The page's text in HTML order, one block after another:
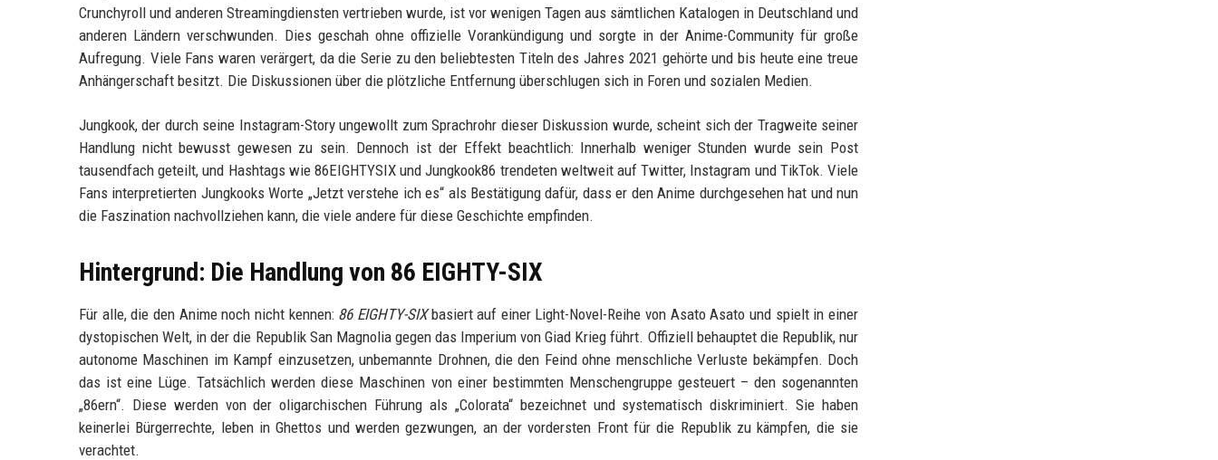
Crunchyroll und anderen Streamingdiensten vertrieben wurde, ist vor wenigen Tagen aus sämtlichen Katalogen in Deutschland und
anderen Ländern verschwunden. Dies geschah ohne offizielle Vorankündigung und sorgte in der Anime-Community für große
Aufregung. Viele Fans waren verärgert, da die Serie zu den beliebtesten Titeln des Jahres 2021 gehörte und bis heute eine treue
Anhängerschaft besitzt. Die Diskussionen über die plötzliche Entfernung überschlugen sich in Foren und sozialen Medien.
Jungkook, der durch seine Instagram-Story ungewollt zum Sprachrohr dieser Diskussion wurde, scheint sich der Tragweite seiner
Handlung nicht bewusst gewesen zu sein. Dennoch ist der Effekt beachtlich: Innerhalb weniger Stunden wurde sein Post
tausendfach geteilt, und Hashtags wie 86EIGHTYSIX und Jungkook86 trendeten weltweit auf Twitter, Instagram und TikTok. Viele
Fans interpretierten Jungkooks Worte „Jetzt verstehe ich es“ als Bestätigung dafür, dass er den Anime durchgesehen hat und nun
die Faszination nachvollziehen kann, die viele andere für diese Geschichte empfinden.
Hintergrund: Die Handlung von 86 EIGHTY-SIX
Für alle, die den Anime noch nicht kennen: 86 EIGHTY-SIXbasiert auf einer Light-Novel-Reihe von Asato Asato und spielt in einer
dystopischen Welt, in der die Republik San Magnolia gegen das Imperium von Giad Krieg führt. Offiziell behauptet die Republik, nur
autonome Maschinen im Kampf einzusetzen, unbemannte Drohnen, die den Feind ohne menschliche Verluste bekämpfen. Doch
das ist eine Lüge. Tatsächlich werden diese Maschinen von einer bestimmten Menschengruppe gesteuert – den sogenannten
„86ern“. Diese werden von der oligarchischen Führung als „Colorata“ bezeichnet und systematisch diskriminiert. Sie haben
keinerlei Bürgerrechte, leben in Ghettos und werden gezwungen, an der vordersten Front für die Republik zu kämpfen, die sie
verachtet.